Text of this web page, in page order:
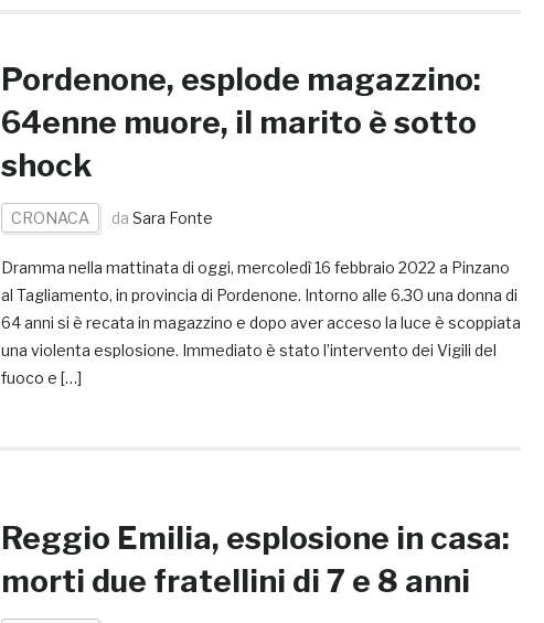
Pordenone, esplode magazzino:
64enne muore, il marito è sotto
shock
CRONACA da Sara Fonte
Dramma nella mattinata di oggi, mercoledì 16 febbraio 2022 a Pinzano
al Tagliamento, in provincia di Pordenone. Intorno alle 6.30 una donna di
64 anni si è recata in magazzino e dopo aver acceso la luce è scoppiata
una violenta esplosione. Immediato è stato l’intervento dei Vigili del
fuoco e […]
Reggio Emilia, esplosione in casa:
morti due fratellini di 7 e 8 anni